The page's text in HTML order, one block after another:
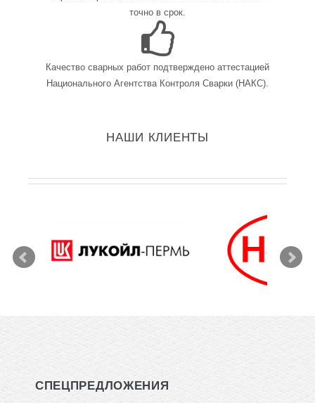
точно в срок.
Качество сварных работ подтверждено аттестацией
Национального Агентства Контроля Сварки (НАКС).
НАШИ КЛИЕНТЫ
СПЕЦПРЕДЛОЖЕНИЯ